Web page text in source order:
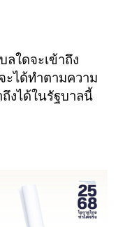
ลใดจะเข้าถึง
ะได้ทำตามความ
งได้ในรัฐบาลนี้